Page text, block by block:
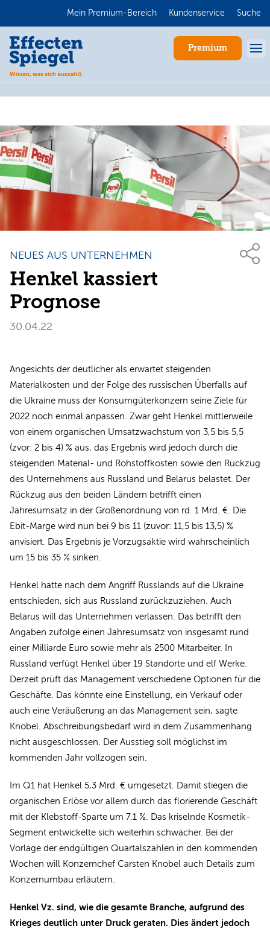
Mein Premium-Bereich Kundenservice Suche
Premium
NEUES AUS UNTERNEHMEN
Henkel kassiert
Prognose
30.04.22
Angesichts der deutlicher als erwartet steigenden
Materialkosten und der Folge des russischen Überfalls auf
die Ukraine muss der Konsumgüterkonzern seine Ziele für
2022 noch einmal anpassen. Zwar geht Henkel mittlerweile
von einem organischen Umsatzwachstum von 3,5 bis 5,5
(zvor: 2 bis 4) % aus, das Ergebnis wird jedoch durch die
steigenden Material- und Rohstoffkosten sowie den Rückzug
des Unternehmens aus Russland und Belarus belastet. Der
Rückzug aus den beiden Ländern betrifft einen
Jahresumsatz in der Größenordnung von rd. 1 Mrd. €. Die
Ebit-Marge wird nun bei 9 bis 11 (zuvor: 11,5 bis 13,5) %
anvisiert. Das Ergebnis je Vorzugsaktie wird wahrscheinlich
um 15 bis 35 % sinken.
Henkel hatte nach dem Angriff Russlands auf die Ukraine
entschieden, sich aus Russland zurückzuziehen. Auch
Belarus will das Unternehmen verlassen. Das betrifft den
Angaben zufolge einen Jahresumsatz von insgesamt rund
einer Milliarde Euro sowie mehr als 2500 Mitarbeiter. In
Russland verfügt Henkel über 19 Standorte und elf Werke.
Derzeit prüft das Management verschiedene Optionen für die
Geschäfte. Das könnte eine Einstellung, ein Verkauf oder
auch eine Veräußerung an das Management sein, sagte
Knobel. Abschreibungsbedarf wird in dem Zusammenhang
nicht ausgeschlossen. Der Ausstieg soll möglichst im
kommenden Jahr vollzogen sein.
Im Q1 hat Henkel 5,3 Mrd. € umgesetzt. Damit stiegen die
organischen Erlöse vor allem durch das florierende Geschäft
mit der Klebstoff-Sparte um 7,1 %. Das kriselnde Kosmetik-
Segment entwickelte sich weiterhin schwächer. Bei der
Vorlage der endgültigen Quartalszahlen in den kommenden
Wochen will Konzernchef Carsten Knobel auch Details zum
Konzernumbau erläutern.
Henkel Vz. sind, wie die gesamte Branche, aufgrund des
Krieges deutlich unter Druck geraten. Dies ändert jedoch